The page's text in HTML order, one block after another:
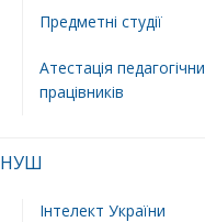
Предметні студії
Атестація
працівників
НУШ
Інтелект України